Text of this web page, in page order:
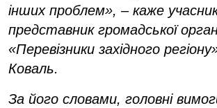
інших проблем», – каже учасник
представник громадської
«Перевізники західного
Коваль.
За його словами, головні